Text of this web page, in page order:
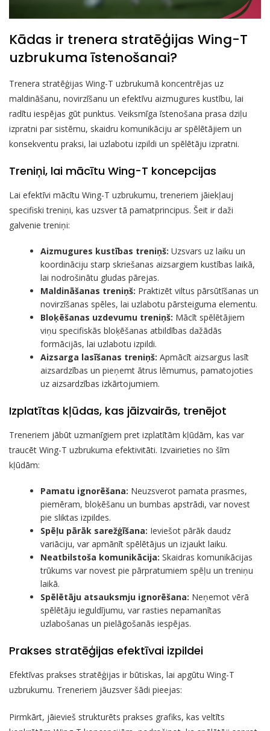
Kādas ir trenera stratēģijas Wing-T
uzbrukuma īstenošanai?
Trenera stratēģijas Wing-T uzbrukumā koncentrējas uz
maldināšanu, novirzīšanu un efektīvu aizmugures kustību, lai
radītu iespējas gūt punktus. Veiksmīga īstenošana prasa dziļu
izpratni par sistēmu, skaidru komunikāciju ar spēlētājiem un
konsekventu praksi, lai uzlabotu izpildi un spēlētāju izpratni.
Treniņi, lai mācītu Wing-T koncepcijas
Lai efektīvi mācītu Wing-T uzbrukumu, treneriem jāiekļauj
specifiski treniņi, kas uzsver tā pamatprincipus. Šeit ir daži
galvenie treniņi:
Aizmugures kustības treniņš: Uzsvars uz laiku un
koordināciju starp skriešanas aizsargiem kustības laikā,
lai nodrošinātu gludas pārejas.
Maldināšanas treniņš: Praktizēt viltus pārsūtīšanas un
novirzīšanas spēles, lai uzlabotu pārsteiguma elementu.
Bloķēšanas uzdevumu treniņš: Mācīt spēlētājiem
viņu specifiskās bloķēšanas atbildības dažādās
formācijās, lai uzlabotu izpildi.
Aizsarga lasīšanas treniņš: Apmācīt aizsargus lasīt
aizsardzības un pieņemt ātrus lēmumus, pamatojoties
uz aizsardzības izkārtojumiem.
Izplatītas kļūdas, kas jāizvairās, trenējot
Treneriem jābūt uzmanīgiem pret izplatītām kļūdām, kas var
traucēt Wing-T uzbrukuma efektivitāti. Izvairieties no šīm
kļūdām:
Pamatu ignorēšana: Neuzsverot pamata prasmes,
piemēram, bloķēšanu un bumbas apstrādi, var novest
pie sliktas izpildes.
Spēļu pārāk sarežģīšana: Ieviešot pārāk daudz
variāciju, var apmānīt spēlētājus un izjaukt laiku.
Neatbilstoša komunikācija: Skaidras komunikācijas
trūkums var novest pie pārpratumiem spēļu un treniņu
laikā.
Spēlētāju atsauksmju ignorēšana: Neņemot vērā
spēlētāju ieguldījumu, var rasties nepamanītas
uzlabošanas un pielāgošanās iespējas.
Prakses stratēģijas efektīvai izpildei
Efektīvas prakses stratēģijas ir būtiskas, lai apgūtu Wing-T
uzbrukumu. Treneriem jāuzsver šādi pieejas:
Pirmkārt, jāievieš strukturēts prakses grafiks, kas veltīts